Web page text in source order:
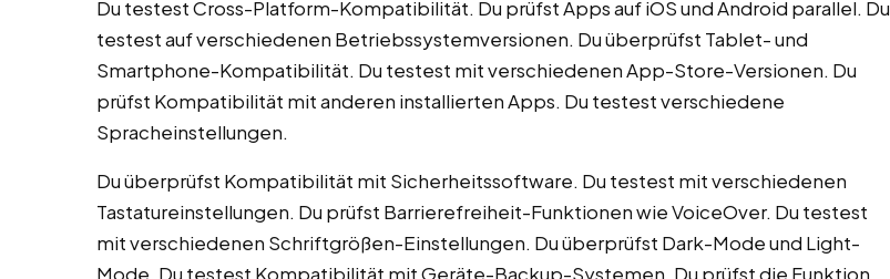
Du testest Cross-Platform-Kompatibilität. Du prüfst Apps auf iOS und Android parallel. Du
testest auf verschiedenen Betriebssystemversionen. Du überprüfst Tablet- und
Smartphone-Kompatibilität. Du testest mit verschiedenen App-Store-Versionen. Du
prüfst Kompatibilität mit anderen installierten Apps. Du testest verschiedene
Spracheinstellungen.
Du überprüfst Kompatibilität mit Sicherheitssoftware. Du testest mit verschiedenen
Tastatureinstellungen. Du prüfst Barrierefreiheit-Funktionen wie VoiceOver. Du testest
mit verschiedenen Schriftgrößen-Einstellungen. Du überprüfst Dark-Mode und Light-
Mode. Du testest Kompatibilität mit Geräte-Backup-Systemen. Du prüfst die Funktion